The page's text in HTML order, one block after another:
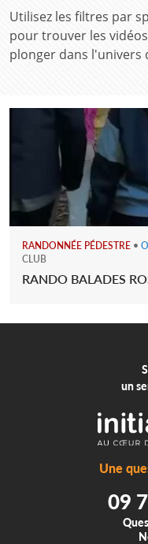
Utilisez les filtres par
pour trouver les
plonger dans l'univers
RANDONNÉE PÉDESTRE •
CLUB
RANDO BALADES
un
Une
09